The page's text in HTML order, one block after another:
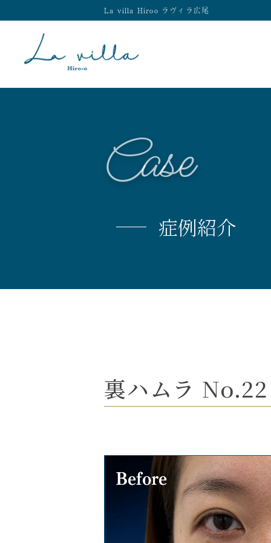
La villa Hiroo ラヴィラ広尾
Case
症例紹介
裏ハムラ No.22